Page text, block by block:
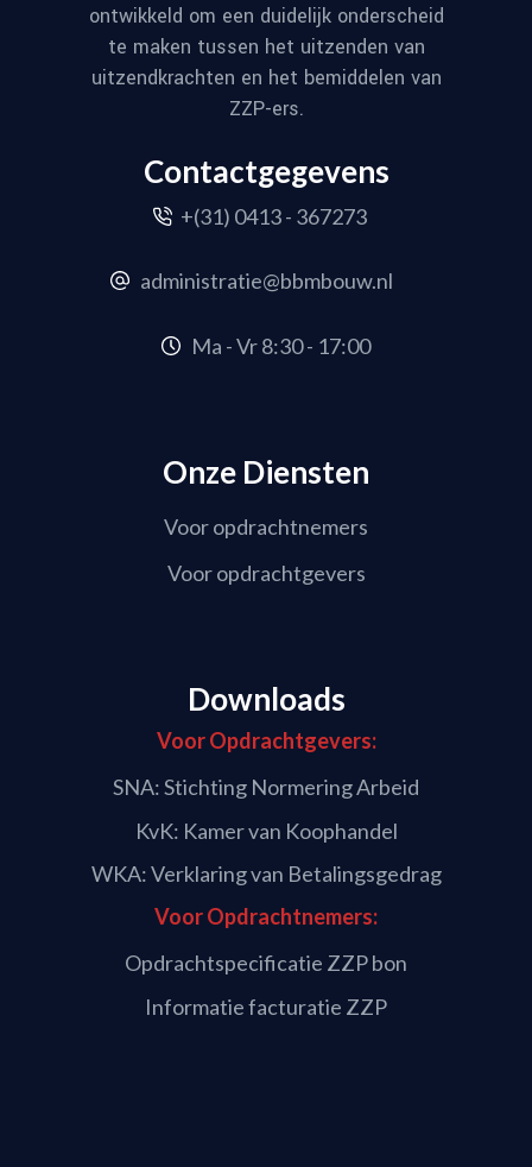
ontwikkeld om een duidelijk onderscheid
te maken tussen het uitzenden van
uitzendkrachten en het bemiddelen van
ZZP-ers.
Contactgegevens
+(31) 0413 - 367273
administratie@bbmbouw.nl
Ma - Vr 8:30 - 17:00
Onze Diensten
Voor opdrachtnemers
Voor opdrachtgevers
Downloads
Voor Opdrachtgevers:
SNA: Stichting Normering Arbeid
KvK: Kamer van Koophandel
WKA: Verklaring van Betalingsgedrag
Voor Opdrachtnemers:
Opdrachtspecificatie ZZP bon
Informatie facturatie ZZP